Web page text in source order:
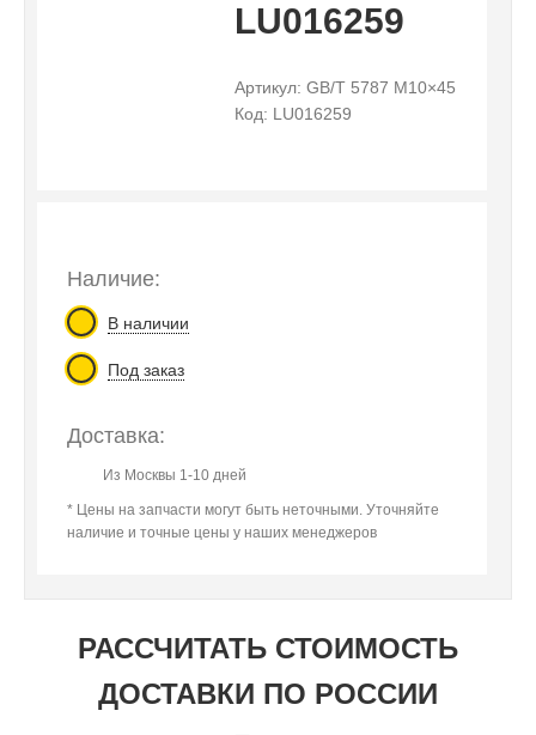
LU016259
Артикул: GB/T 5787 M10×45
Код: LU016259
Наличие:
В наличии
Под заказ
Доставка:
Из Москвы 1-10 дней
* Цены на запчасти могут быть неточными. Уточняйте
наличие и точные цены у наших менеджеров
РАССЧИТАТЬ СТОИМОСТЬ
ДОСТАВКИ ПО РОССИИ